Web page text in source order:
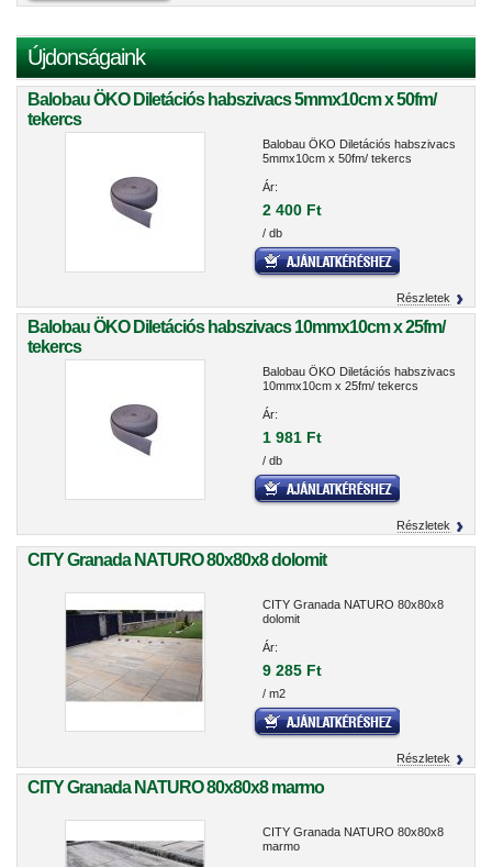
Újdonságaink
Balobau ÖKO Diletációs habszivacs 5mmx10cm x 50fm/
tekercs
Balobau ÖKO Diletációs habszivacs
5mmx10cm x 50fm/ tekercs
Ár:
2 400 Ft
/ db
Részletek
Balobau ÖKO Diletációs habszivacs 10mmx10cm x 25fm/
tekercs
Balobau ÖKO Diletációs habszivacs
10mmx10cm x 25fm/ tekercs
Ár:
1 981 Ft
/ db
Részletek
CITY Granada NATURO 80x80x8 dolomit
CITY Granada NATURO 80x80x8
dolomit
Ár:
9 285 Ft
/ m2
Részletek
CITY Granada NATURO 80x80x8 marmo
CITY Granada NATURO 80x80x8
marmo